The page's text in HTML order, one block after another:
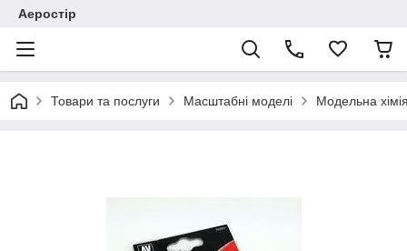
Аеростір
Товари та послуги Масштабні моделі Модельна